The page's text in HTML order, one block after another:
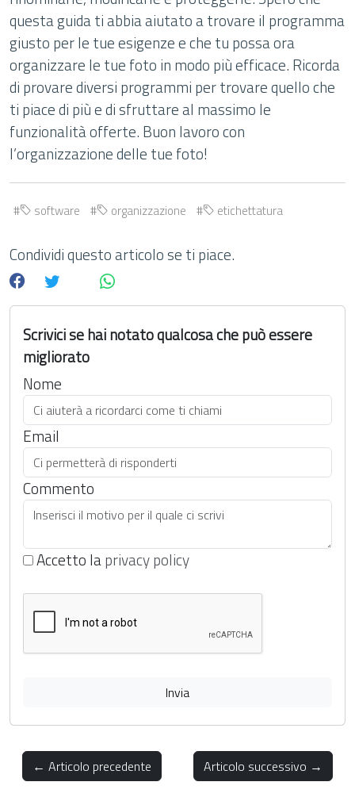
questa guida ti abbia aiutato a trovare il programma
giusto per le tue esigenze e che tu possa ora
organizzare le tue foto in modo più efficace. Ricorda
di provare diversi programmi per trovare quello che
ti piace di più e di sfruttare al massimo le
funzionalità offerte. Buon lavoro con
l’organizzazione delle tue foto!
software organizzazione etichettatura
Condividi questo articolo se ti piace.
Scrivici se hai notato qualcosa che può essere
migliorato
Nome
Email
Commento
Accetto laprivacy policy
Invia
← Articolo precedente Articolo successivo →